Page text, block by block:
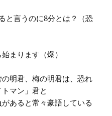
と言うのに8分とは？（恐
まります（爆）
明君、梅の明君は、恐れ
マン」君と
あると常々豪語している